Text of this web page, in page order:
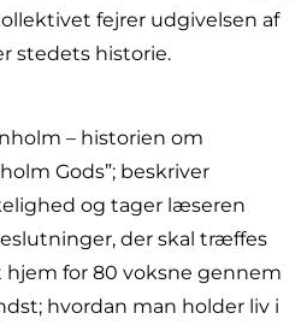
fejrer udgivelsen af
stedets historie.
– historien om
Gods”; beskriver
og tager læseren
der skal træffes
for 80 voksne gennem
hvordan man holder liv i